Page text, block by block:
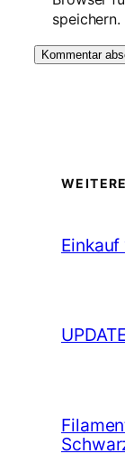
speichern.